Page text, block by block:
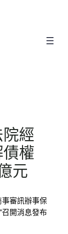
經
權
元
審訊辦事保
開消息發布